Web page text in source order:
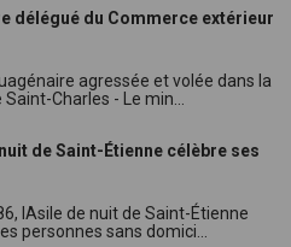
délégué du Commerce extérieur
agressée et volée dans la
Charles - Le min...
de Saint-Étienne célèbre ses
lAsile de nuit de Saint-Étienne
personnes sans domici...